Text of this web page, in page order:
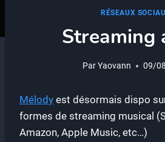
RÉSEAUX
Streaming
ParYaovann 09/
Mélody est désormais dispo
formes de streaming musical
Amazon, Apple Music, etc…)